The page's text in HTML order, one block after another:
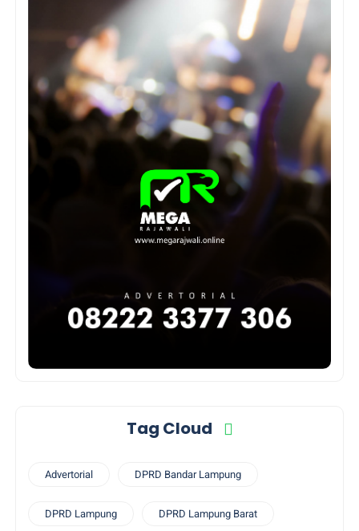
Tag Cloud
Advertorial DPRD Bandar Lampung
DPRD Lampung DPRD Lampung Barat